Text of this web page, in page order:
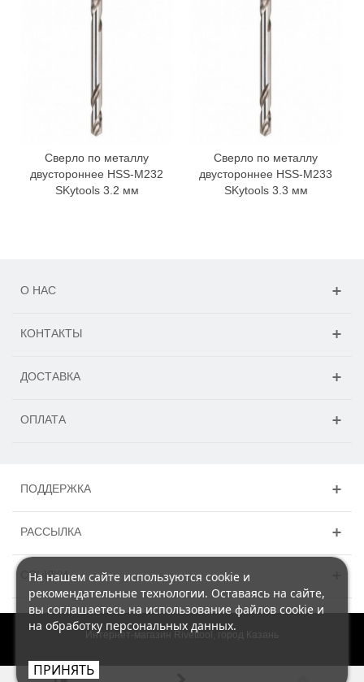
Сверло по металлу
двустороннее HSS-M232
SKytools 3.2 мм
Сверло по металлу
двустороннее HSS-M233
SKytools 3.3 мм
О НАС
КОНТАКТЫ
ДОСТАВКА
ОПЛАТА
ПОДДЕРЖКА
РАССЫЛКА
ССЫЛКИ
На нашем сайте используются cookie и
рекомендательные технологии. Оставаясь на сайте,
вы соглашаетесь на использование файлов cookie и
на обработку персональных данных.
ПРИНЯТЬ
Интернет-магазин Rivettool, город Казань